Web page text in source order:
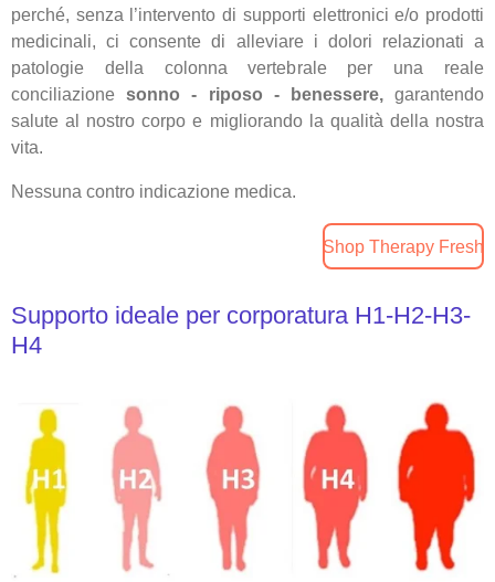
perché, senza l’intervento di supporti elettronici e/o prodotti
medicinali, ci consente di alleviare i dolori relazionati a
patologie della colonna vertebrale per una reale
conciliazionesonno - riposo - benessere,garantendo
salute al nostro corpo e migliorando la qualità della nostra
vita.
Nessuna contro indicazione medica.
Shop Therapy Fresh
Supporto ideale per corporatura H1-H2-H3-
H4